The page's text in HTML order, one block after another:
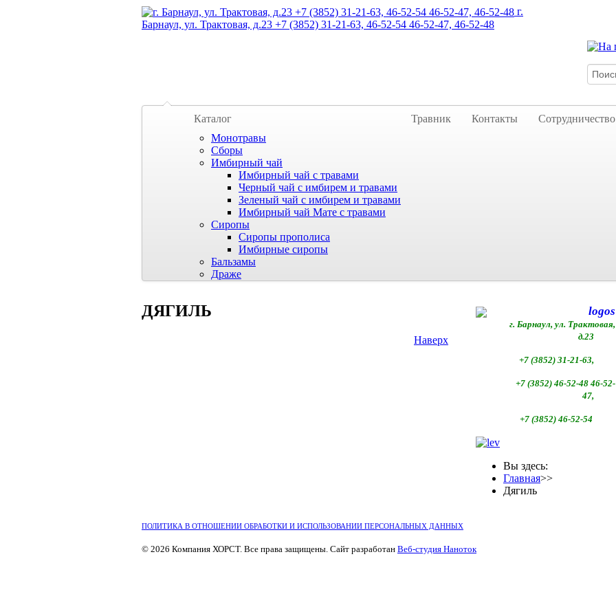
г.
Барнаул, ул. Трактовая, д.23 +7 (3852) 31-21-63, 46-52-54 46-52-47, 46-52-48
Каталог
Монотравы
Сборы
Имбирный чай
Имбирный чай с травами
Черный чай с имбирем и травами
Зеленый чай с имбирем и травами
Имбирный чай Мате с травами
Сиропы
Сиропы прополиса
Имбирные сиропы
Бальзамы
Драже
Травник Контакты Сотрудничество
ДЯГИЛЬ
Наверх
г. Барнаул, ул. Трактовая,
д.23
+7 (3852) 31-21-63,
+7 (3852) 46-52-48 46-52-
47,
+7 (3852) 46-52-54
Вы здесь:
Главная>>
Дягиль
ПОЛИТИКА В ОТНОШЕНИИ ОБРАБОТКИ И ИСПОЛЬЗОВАНИИ ПЕРСОНАЛЬНЫХ ДАННЫХ
© 2026 Компания ХОРСТ. Все права защищены. Сайт разработан Веб-студия Наноток